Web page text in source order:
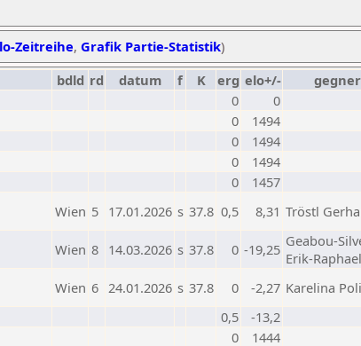
Zeitreihe, Grafik Partie-Statistik)
bdld rd datum f K erg elo+/- gegner
0
0
0
1494
0
1494
0
1494
0
1457
Wien 5 17.01.2026 s 37.8 0,5 8,31 Tröstl
Wien 8 14.03.2026 s 37.8 0 -19,25 Geabou-
Erik-Raphael
Wien 6 24.01.2026 s 37.8 0 -2,27 Karelina
0,5
-13,2
0 1444